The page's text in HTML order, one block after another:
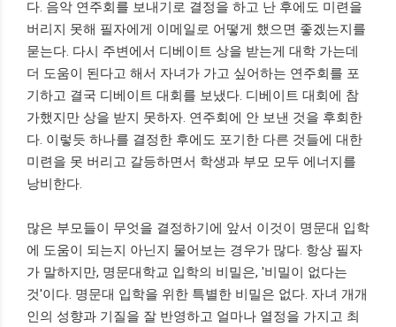
다. 음악 연주회를 보내기로 결정을 하고 난 후에도 미련을
버리지 못해 필자에게 이메일로 어떻게 했으면 좋겠는지를
묻는다. 다시 주변에서 디베이트 상을 받는게 대학 가는데
더 도움이 된다고 해서 자녀가 가고 싶어하는 연주회를 포
기하고 결국 디베이트 대회를 보냈다. 디베이트 대회에 참
가했지만 상을 받지 못하자. 연주회에 안 보낸 것을 후회한
다. 이렇듯 하나를 결정한 후에도 포기한 다른 것들에 대한
미련을 못 버리고 갈등하면서 학생과 부모 모두 에너지를
낭비한다.
많은 부모들이 무엇을 결정하기에 앞서 이것이 명문대 입학
에 도움이 되는지 아닌지 물어보는 경우가 많다. 항상 필자
가 말하지만, 명문대학교 입학의 비밀은, '비밀이 없다는
것'이다. 명문대 입학을 위한 특별한 비밀은 없다. 자녀 개개
인의 성향과 기질을 잘 반영하고 얼마나 열정을 가지고 최